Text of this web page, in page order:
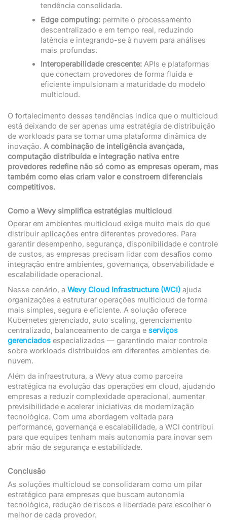
tendência consolidada.
Edge computing: permite o processamento
descentralizado e em tempo real, reduzindo
latência e integrando-se à nuvem para análises
mais profundas.
Interoperabilidade crescente: APIs e plataformas
que conectam provedores de forma fluida e
eficiente impulsionam a maturidade do modelo
multicloud.
O fortalecimento dessas tendências indica que o multicloud
está deixando de ser apenas uma estratégia de distribuição
de workloads para se tornar uma plataforma dinâmica de
inovação. A combinação de inteligência avançada,
computação distribuída e integração nativa entre
provedores redefine não só como as empresas operam, mas
também como elas criam valor e constroem diferenciais
competitivos.
Como a Wevy simplifica estratégias multicloud
Operar em ambientes multicloud exige muito mais do que
distribuir aplicações entre diferentes provedores. Para
garantir desempenho, segurança, disponibilidade e controle
de custos, as empresas precisam lidar com desafios como
integração entre ambientes, governança, observabilidade e
escalabilidade operacional.
Nesse cenário, a Wevy Cloud Infrastructure (WCI)ajuda
organizações a estruturar operações multicloud de forma
mais simples, segura e eficiente. A solução oferece
Kubernetes gerenciado, auto scaling, gerenciamento
centralizado, balanceamento de carga e serviços
gerenciadosespecializados — garantindo maior controle
sobre workloads distribuídos em diferentes ambientes de
nuvem.
Além da infraestrutura, a Wevy atua como parceira
estratégica na evolução das operações em cloud, ajudando
empresas a reduzir complexidade operacional, aumentar
previsibilidade e acelerar iniciativas de modernização
tecnológica. Com uma abordagem voltada para
performance, governança e escalabilidade, a WCI contribui
para que equipes tenham mais autonomia para inovar sem
abrir mão de segurança e estabilidade.
Conclusão
As soluções multicloud se consolidaram como um pilar
estratégico para empresas que buscam autonomia
tecnológica, redução de riscos e liberdade para escolher o
melhor de cada provedor.